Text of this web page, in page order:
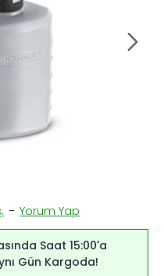
Saat 15:00'a
Gün Kargoda!
- Yorum Yap